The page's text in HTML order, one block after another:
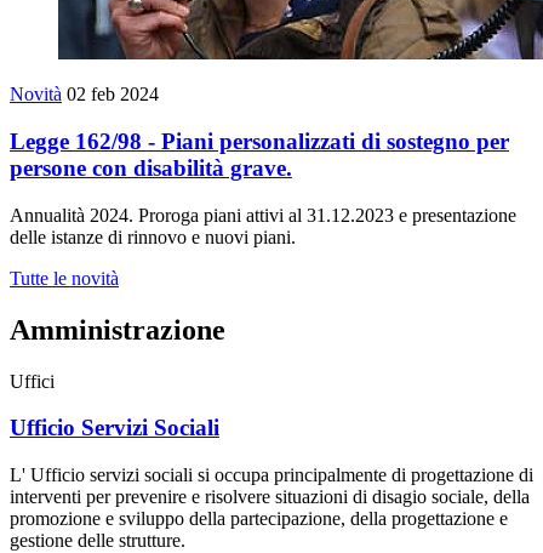
Novità 02 feb 2024
Legge 162/98 - Piani personalizzati di sostegno per
persone con disabilità grave.
Annualità 2024. Proroga piani attivi al 31.12.2023 e presentazione
delle istanze di rinnovo e nuovi piani.
Tutte le novità
Amministrazione
Uffici
Ufficio Servizi Sociali
L' Ufficio servizi sociali si occupa principalmente di progettazione di
interventi per prevenire e risolvere situazioni di disagio sociale, della
promozione e sviluppo della partecipazione, della progettazione e
gestione delle strutture.